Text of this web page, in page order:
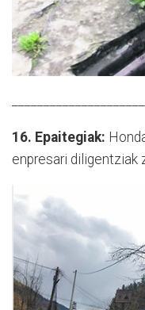
16. Epaitegiak:
enpresari diligentziak